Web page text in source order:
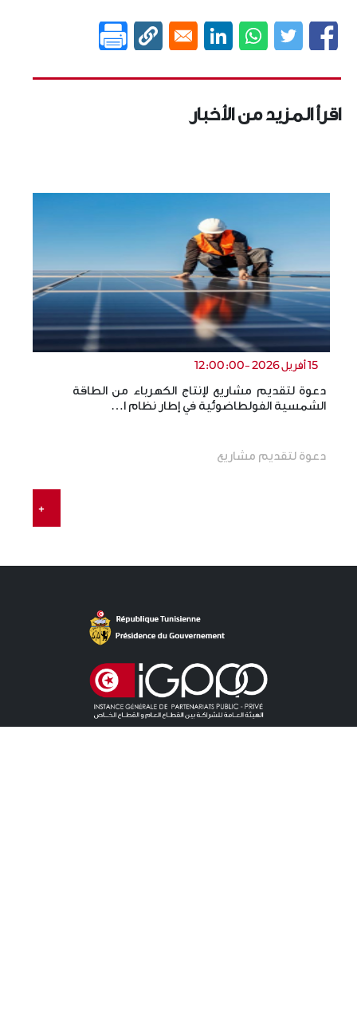
اقرأ المزيد من الأخبار
15 أفريل 2026 -12:00:00
دعوة لتقديم مشاريع لإنتاج الكهرباء من الطاقة
الشمسية الفولطاضوئية في إطار نظام ا…
دعوة لتقديم مشاريع
+